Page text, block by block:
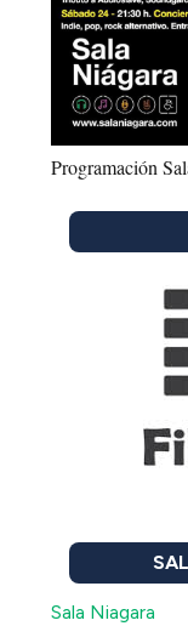
Programación
Sala Niagara